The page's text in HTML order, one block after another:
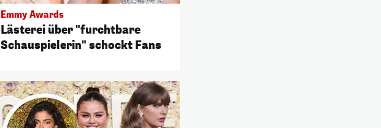
Emmy Awards
Lästerei über "furchtbare
Schauspielerin" schockt Fans